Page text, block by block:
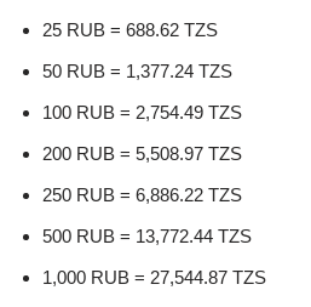
25 RUB = 688.62 TZS
50 RUB = 1,377.24 TZS
100 RUB = 2,754.49 TZS
200 RUB = 5,508.97 TZS
250 RUB = 6,886.22 TZS
500 RUB = 13,772.44 TZS
1,000 RUB = 27,544.87 TZS